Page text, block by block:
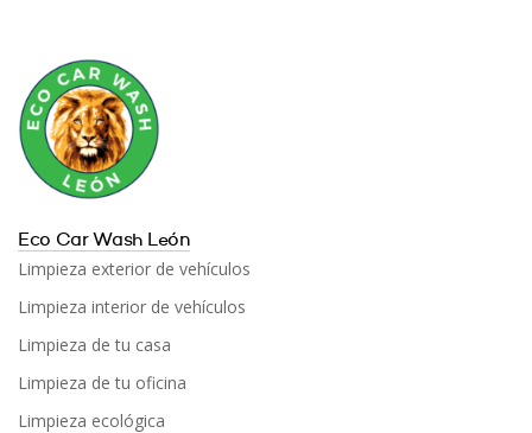
Eco Car Wash León
Limpieza exterior de vehículos
Limpieza interior de vehículos
Limpieza de tu casa
Limpieza de tu oficina
Limpieza ecológica